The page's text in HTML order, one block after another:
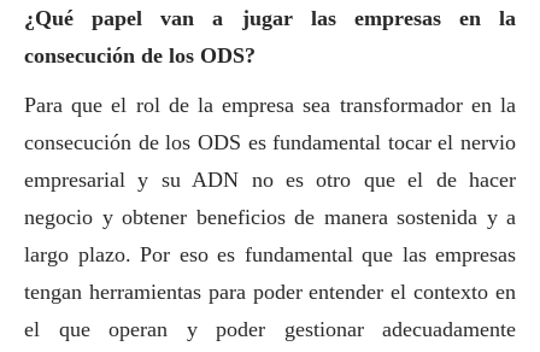
¿Qué papel van a jugar las empresas en la
consecución de los ODS?
Para que el rol de la empresa sea transformador en la
consecución de los ODS es fundamental tocar el nervio
empresarial y su ADN no es otro que el de hacer
negocio y obtener beneficios de manera sostenida y a
largo plazo. Por eso es fundamental que las empresas
tengan herramientas para poder entender el contexto en
el que operan y poder gestionar adecuadamente